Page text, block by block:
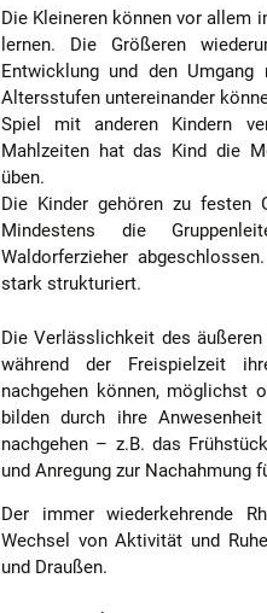
Die Kleineren können vor allem
lernen. Die Größeren
Entwicklung und den
Altersstufen untereinander
Spiel mit anderen Kindern
Mahlzeiten hat das Kind die
üben.
Die Kinder gehören zu festen
Mindestens die
Waldorferzieher
stark strukturiert.
Die Verlässlichkeit des
während der Freispielzeit
nachgehen können, möglichst
bilden durch ihre
nachgehen – z.B. das
und Anregung zur Nachahmung
Der immer wiederkehrende
Wechsel von Aktivität und
und Draußen.